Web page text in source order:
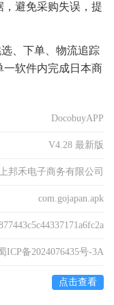
避免采购失误，提
、下单、物流追踪
一软件内完成日本商
DocobuyAPP
V4.28 最新版
邦禾电子商务有限公司
com.gojapan.apk
ICP备2024076435号-3A
点击查看